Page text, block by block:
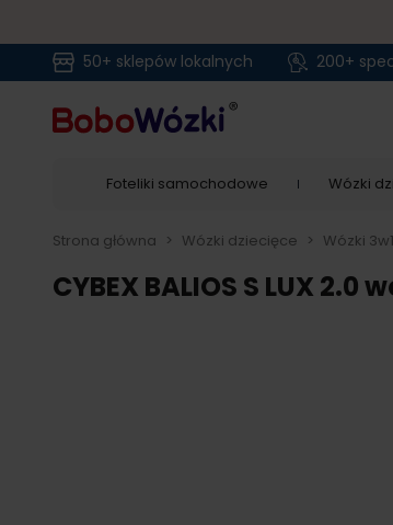
50+ sklepów lokalnych 200+
Foteliki samochodowe Wózki
Strona główna > Wózki dziecięce > Wózki
CYBEX BALIOS S LUX